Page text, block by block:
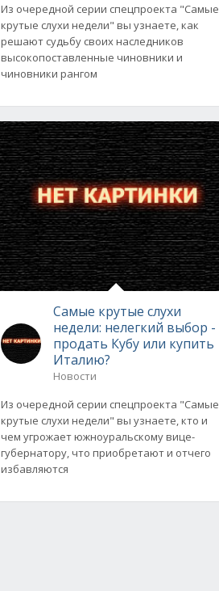
Из очередной серии спецпроекта "Самые
крутые слухи недели" вы узнаете, как
решают судьбу своих наследников
высокопоставленные чиновники и
чиновники рангом
Самые крутые слухи
недели: нелегкий выбор -
продать Кубу или купить
Италию?
Новости
Из очередной серии спецпроекта "Самые
крутые слухи недели" вы узнаете, кто и
чем угрожает южноуральскому вице-
губернатору, что приобретают и отчего
избавляются